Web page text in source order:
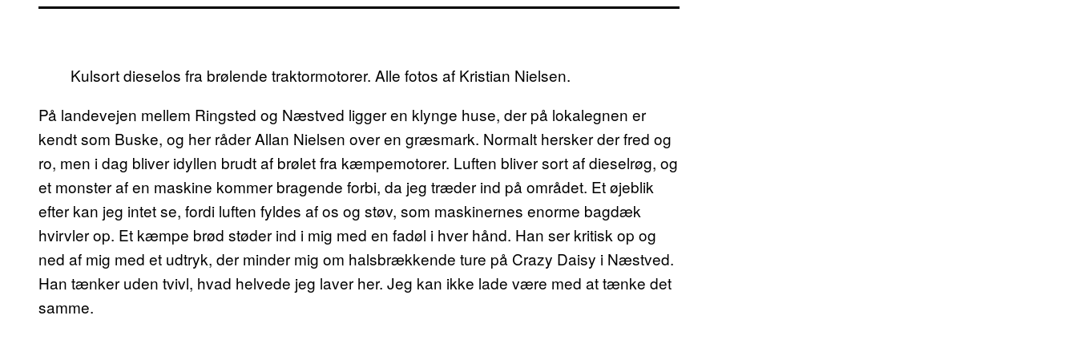
Kulsort dieselos fra brølende traktormotorer. Alle fotos af Kristian Nielsen.
På landevejen mellem Ringsted og Næstved ligger en klynge huse, der på lokalegnen er
kendt som Buske, og her råder Allan Nielsen over en græsmark. Normalt hersker der fred og
ro, men i dag bliver idyllen brudt af brølet fra kæmpemotorer. Luften bliver sort af dieselrøg, og
et monster af en maskine kommer bragende forbi, da jeg træder ind på området. Et øjeblik
efter kan jeg intet se, fordi luften fyldes af os og støv, som maskinernes enorme bagdæk
hvirvler op. Et kæmpe brød støder ind i mig med en fadøl i hver hånd. Han ser kritisk op og
ned af mig med et udtryk, der minder mig om halsbrækkende ture på Crazy Daisy i Næstved.
Han tænker uden tvivl, hvad helvede jeg laver her. Jeg kan ikke lade være med at tænke det
samme.